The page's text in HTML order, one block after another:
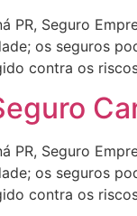
PR, Seguro
os seguros
contra os
PR, Seguro
os seguros
contra os